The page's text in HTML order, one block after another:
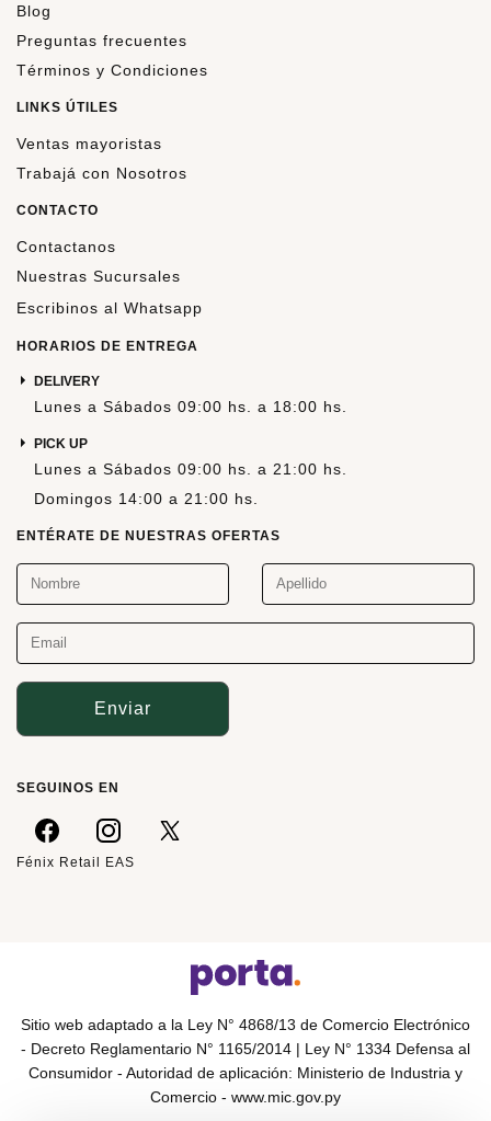
Blog
Preguntas frecuentes
Términos y Condiciones
LINKS ÚTILES
Ventas mayoristas
Trabajá con Nosotros
CONTACTO
Contactanos
Nuestras Sucursales
Escribinos al Whatsapp
HORARIOS DE ENTREGA
DELIVERY
Lunes a Sábados 09:00 hs. a 18:00 hs.
PICK UP
Lunes a Sábados 09:00 hs. a 21:00 hs.
Domingos 14:00 a 21:00 hs.
ENTÉRATE DE NUESTRAS OFERTAS
Enviar
SEGUINOS EN
Fénix Retail EAS
Sitio web adaptado a la Ley N° 4868/13 de Comercio Electrónico
- Decreto Reglamentario N° 1165/2014 | Ley N° 1334 Defensa al
Consumidor - Autoridad de aplicación: Ministerio de Industria y
Comercio - www.mic.gov.py